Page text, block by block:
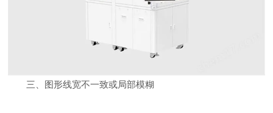
三、图形线宽不一致或局部模糊